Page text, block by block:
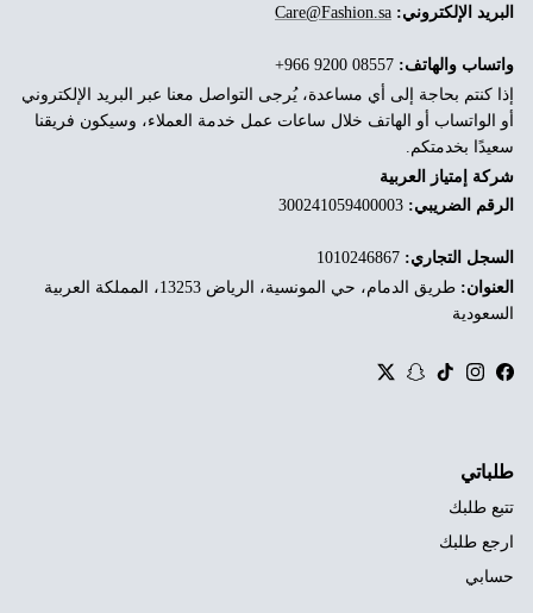
البريد الإلكتروني: Care@Fashion.sa
واتساب والهاتف:
إذا كنتم بحاجة إلى أي مساعدة، يُرجى التواصل معنا عبر البريد الإلكتروني
أو الواتساب أو الهاتف خلال ساعات عمل خدمة العملاء، وسيكون فريقنا
سعيدًا بخدمتكم.
شركة إمتياز العربية
الرقم الضريبي:
السجل التجاري:
العنوان:
طريق الدمام، حي المونسية، الرياض 13253، المملكة العربية
السعودية
Facebook
Instagram
TikTok
Snapchat
Twitter
طلباتي
تتبع طلبك
ارجع طلبك
حسابي